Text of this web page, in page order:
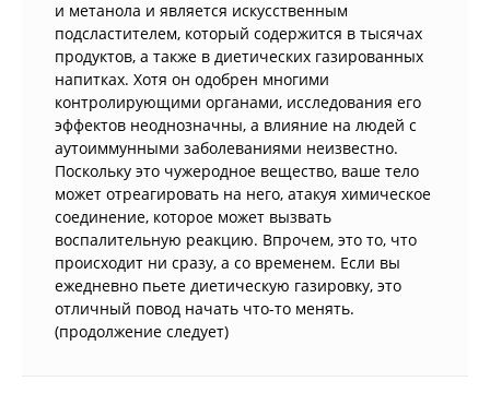
и метанола и является искусственным
подсластителем, который содержится в тысячах
продуктов, а также в диетических газированных
напитках. Хотя он одобрен многими
контролирующими органами, исследования его
эффектов неоднозначны, а влияние на людей с
аутоиммунными заболеваниями неизвестно.
Поскольку это чужеродное вещество, ваше тело
может отреагировать на него, атакуя химическое
соединение, которое может вызвать
воспалительную реакцию. Впрочем, это то, что
происходит ни сразу, а со временем. Если вы
ежедневно пьете диетическую газировку, это
отличный повод начать что-то менять.
(продолжение следует)